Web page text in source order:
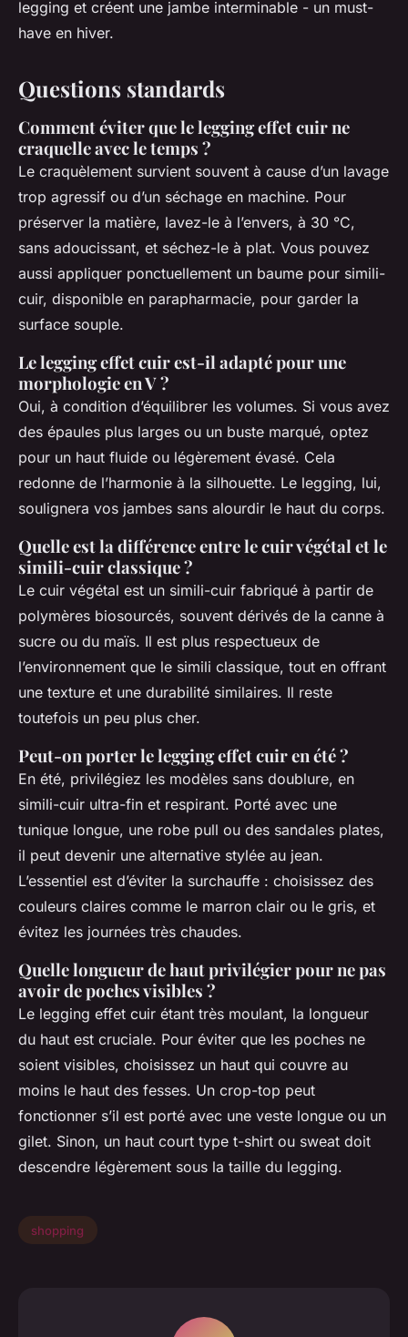
legging et créent une jambe interminable - un must-
have en hiver.
Questions standards
Comment éviter que le legging effet cuir ne
craquelle avec le temps ?
Le craquèlement survient souvent à cause d’un lavage
trop agressif ou d’un séchage en machine. Pour
préserver la matière, lavez-le à l’envers, à 30 °C,
sans adoucissant, et séchez-le à plat. Vous pouvez
aussi appliquer ponctuellement un baume pour simili-
cuir, disponible en parapharmacie, pour garder la
surface souple.
Le legging effet cuir est-il adapté pour une
morphologie en V ?
Oui, à condition d’équilibrer les volumes. Si vous avez
des épaules plus larges ou un buste marqué, optez
pour un haut fluide ou légèrement évasé. Cela
redonne de l’harmonie à la silhouette. Le legging, lui,
soulignera vos jambes sans alourdir le haut du corps.
Quelle est la différence entre le cuir végétal et le
simili-cuir classique ?
Le cuir végétal est un simili-cuir fabriqué à partir de
polymères biosourcés, souvent dérivés de la canne à
sucre ou du maïs. Il est plus respectueux de
l’environnement que le simili classique, tout en offrant
une texture et une durabilité similaires. Il reste
toutefois un peu plus cher.
Peut-on porter le legging effet cuir en été ?
En été, privilégiez les modèles sans doublure, en
simili-cuir ultra-fin et respirant. Porté avec une
tunique longue, une robe pull ou des sandales plates,
il peut devenir une alternative stylée au jean.
L’essentiel est d’éviter la surchauffe : choisissez des
couleurs claires comme le marron clair ou le gris, et
évitez les journées très chaudes.
Quelle longueur de haut privilégier pour ne pas
avoir de poches visibles ?
Le legging effet cuir étant très moulant, la longueur
du haut est cruciale. Pour éviter que les poches ne
soient visibles, choisissez un haut qui couvre au
moins le haut des fesses. Un crop-top peut
fonctionner s’il est porté avec une veste longue ou un
gilet. Sinon, un haut court type t-shirt ou sweat doit
descendre légèrement sous la taille du legging.
shopping